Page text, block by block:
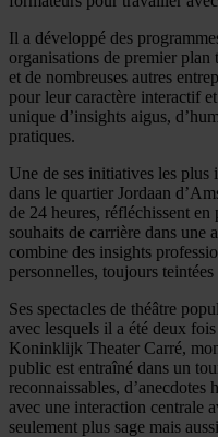
Il a développé des
organisations de premier
et de nombreuses autres
pour leur caractère interactif
unique d’insights aigus,
pratiques.
Une de ses initiatives les
dans le quartier Jordaan
de 24 heures, réfléchissent
souhaits de carrière dans une
combine des insights
personnelles, toujours
Ses spectacles de théâtre
avec lesquels il a été deux
Koninklijk Theater Carré,
public est entraîné dans un
reconnaissables, d’anecdotes
avec une interaction centrale
seulement plus sage mais